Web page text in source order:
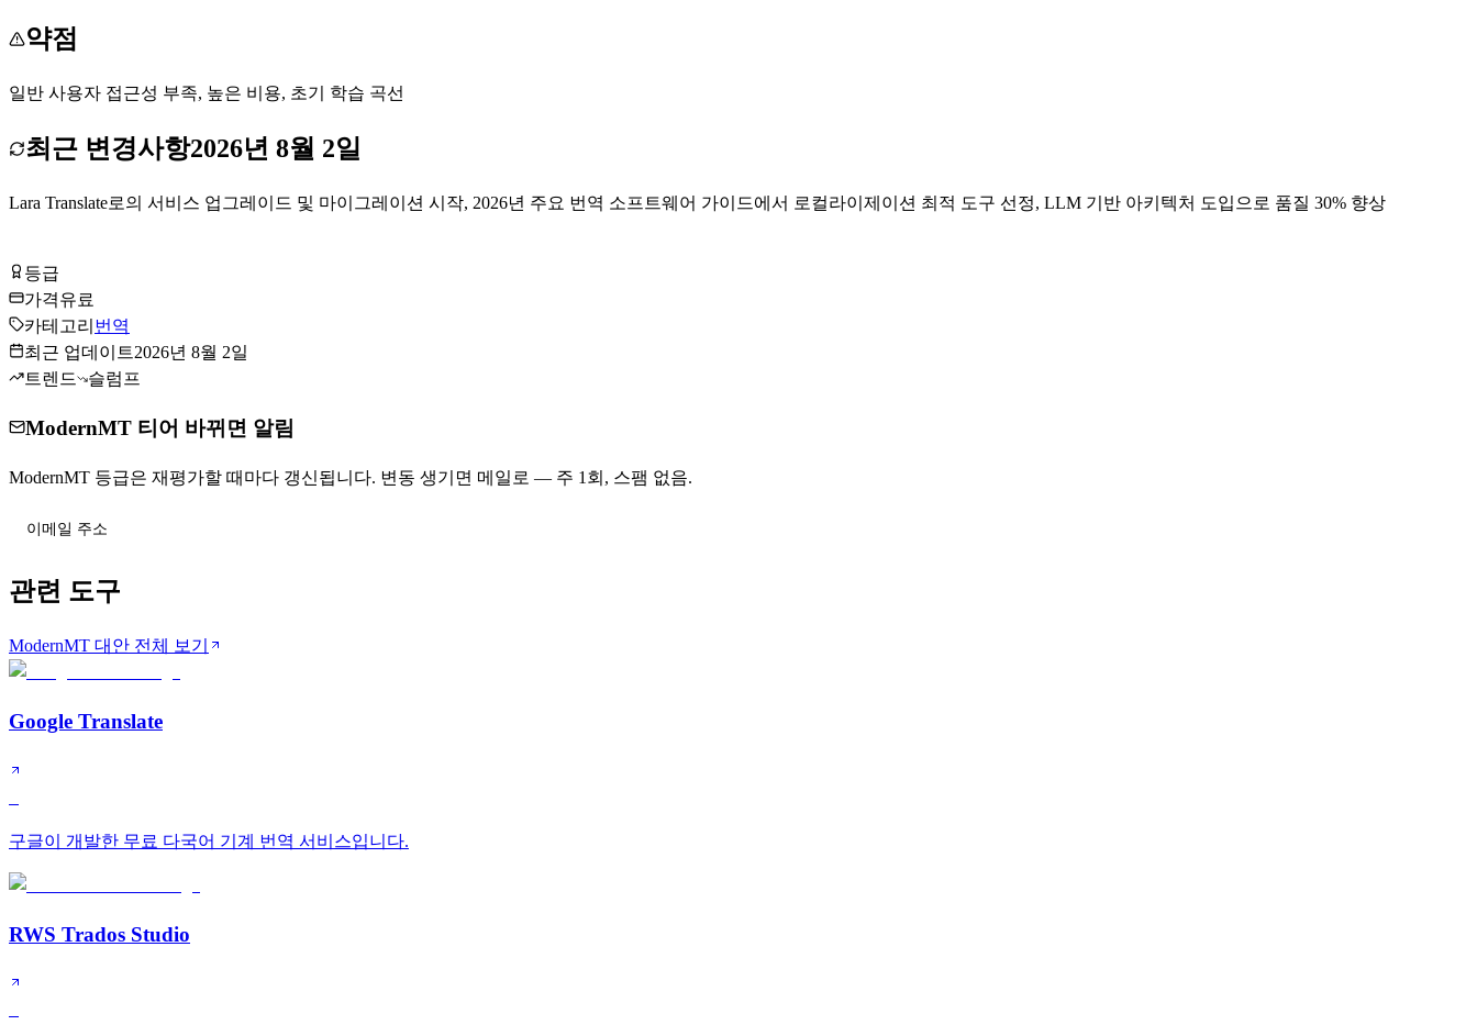
약점
일반 사용자 접근성 부족, 높은 비용, 초기 학습 곡선
최근 변경사항2026년 8월 2일
Lara Translate로의 서비스 업그레이드 및 마이그레이션 시작, 2026년 주요 번역 소프트웨어 가이드에서 로컬라이제이션 최적 도구 선정, LLM 기반 아키텍처 도입으로 품질 30% 향상
등급
가격유료
카테고리 번역
최근 업데이트2026년 8월 2일
트렌드
슬럼프
ModernMT 티어 바뀌면 알림
ModernMT 등급은 재평가할 때마다 갱신됩니다. 변동 생기면 메일로 — 주 1회, 스팸 없음.
관련 도구
ModernMT 대안 전체 보기
Google Translate
구글이 개발한 무료 다국어 기계 번역 서비스입니다.
RWS Trados Studio